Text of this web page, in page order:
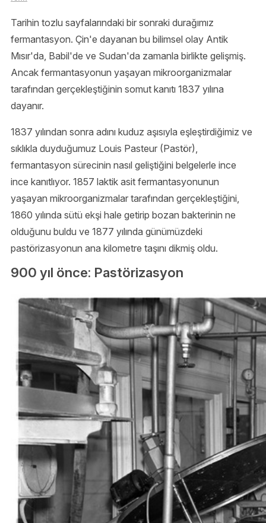
Tarihin tozlu sayfalarındaki bir sonraki durağımız
fermantasyon. Çin'e dayanan bu bilimsel olay Antik
Mısır'da, Babil'de ve Sudan'da zamanla birlikte gelişmiş.
Ancak fermantasyonun yaşayan mikroorganizmalar
tarafından gerçekleştiğinin somut kanıtı 1837 yılına
dayanır.
1837 yılından sonra adını kuduz aşısıyla eşleştirdiğimiz ve
sıklıkla duyduğumuz Louis Pasteur (Pastör),
fermantasyon sürecinin nasıl geliştiğini belgelerle ince
ince kanıtlıyor. 1857 laktik asit fermantasyonunun
yaşayan mikroorganizmalar tarafından gerçekleştiğini,
1860 yılında sütü ekşi hale getirip bozan bakterinin ne
olduğunu buldu ve 1877 yılında günümüzdeki
pastörizasyonun ana kilometre taşını dikmiş oldu.
900 yıl önce: Pastörizasyon